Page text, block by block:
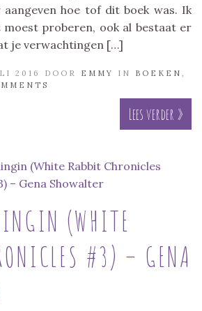
aangeven hoe tof dit boek was. Ik
proberen, ook al bestaat er
je verwachtingen […]
2016 DOOR EMMY IN BOEKEN
Lees verder »
(WHITE
#3) – GENA